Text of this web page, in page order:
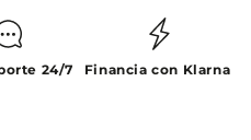
24/7 Financia con Klarna